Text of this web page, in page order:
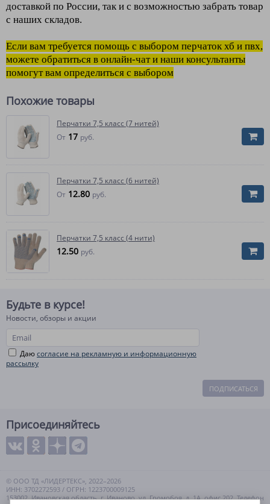
доставкой по России, так и с возможностью забрать товар
с наших складов.
Если вам требуется помощь с выбором перчаток хб и пвх,
можете обратиться в онлайн-чат и наши консультанты
помогут вам определиться с выбором
Похожие товары
Перчатки 7,5 класс (7 нитей)
От 17 руб.
Перчатки 7,5 класс (6 нитей)
От 12.80 руб.
Перчатки 7,5 класс (4 нити)
12.50 руб.
Будьте в курсе!
Новости, обзоры и акции
Даюсогласие на рекламную и информационную
рассылку
ПОДПИСАТЬСЯ
Присоединяйтесь
© ООО ТД «ЛИДЕРТЕКС», 2022–2026
ИНН: 3702272593 / ОГРН: 1223700009125
153002, Ивановская область, г. Иваново, ул. Громобоя, д. 1А, офис 202. Телефон